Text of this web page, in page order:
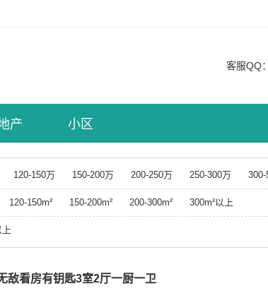
客服QQ：
产 小区
120-150万 150-200万 200-250万 250-300万 300-
120-150m² 150-200m² 200-300m² 300m²以上
上
敌看房有钥匙3室2厅一厨一卫